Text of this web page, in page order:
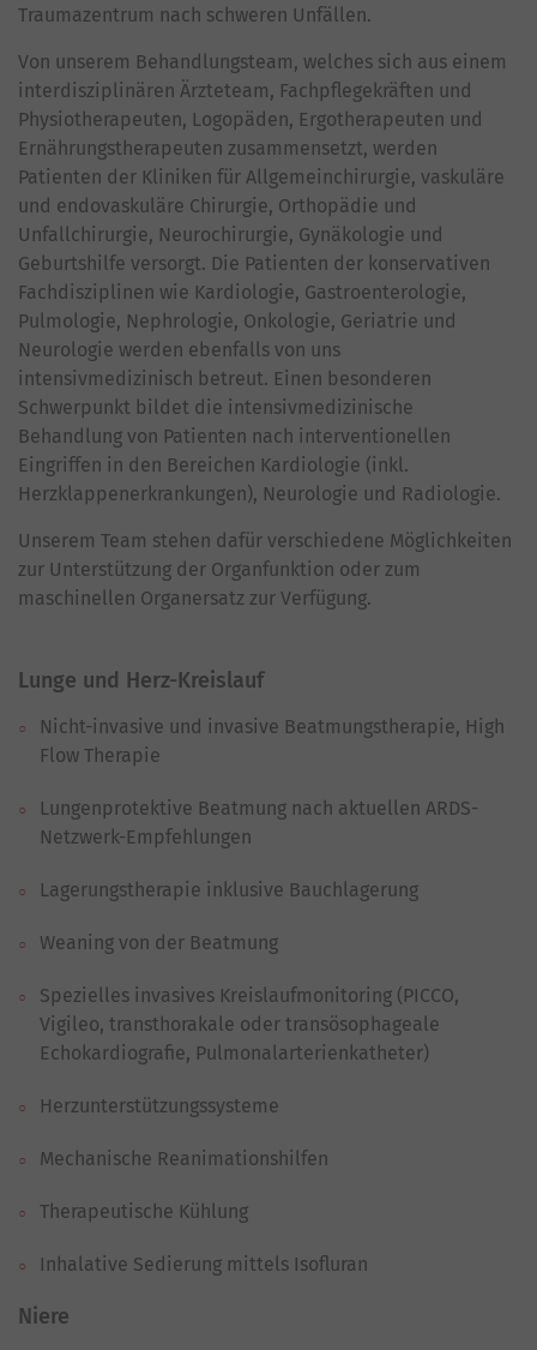
Traumazentrum nach schweren Unfällen.
Von unserem Behandlungsteam, welches sich aus einem
interdisziplinären Ärzteteam, Fachpflegekräften und
Physiotherapeuten, Logopäden, Ergotherapeuten und
Ernährungstherapeuten zusammensetzt, werden
Patienten der Kliniken für Allgemeinchirurgie, vaskuläre
und endovaskuläre Chirurgie, Orthopädie und
Unfallchirurgie, Neurochirurgie, Gynäkologie und
Geburtshilfe versorgt. Die Patienten der konservativen
Fachdisziplinen wie Kardiologie, Gastroenterologie,
Pulmologie, Nephrologie, Onkologie, Geriatrie und
Neurologie werden ebenfalls von uns
intensivmedizinisch betreut. Einen besonderen
Schwerpunkt bildet die intensivmedizinische
Behandlung von Patienten nach interventionellen
Eingriffen in den Bereichen Kardiologie (inkl.
Herzklappenerkrankungen), Neurologie und Radiologie.
Unserem Team stehen dafür verschiedene Möglichkeiten
zur Unterstützung der Organfunktion oder zum
maschinellen Organersatz zur Verfügung.
Lunge und Herz-Kreislauf
Nicht-invasive und invasive Beatmungstherapie, High
Flow Therapie
Lungenprotektive Beatmung nach aktuellen ARDS-
Netzwerk-Empfehlungen
Lagerungstherapie inklusive Bauchlagerung
Weaning von der Beatmung
Spezielles invasives Kreislaufmonitoring (PICCO,
Vigileo, transthorakale oder transösophageale
Echokardiografie, Pulmonalarterienkatheter)
Herzunterstützungssysteme
Mechanische Reanimationshilfen
Therapeutische Kühlung
Inhalative Sedierung mittels Isofluran
Niere